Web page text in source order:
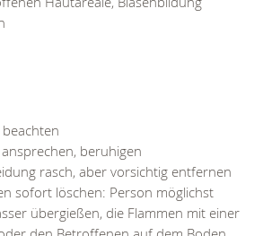
beachten
beruhigen
rasch, aber vorsichtig entfernen
sofort löschen: Person möglichst
übergießen, die Flammen mit einer